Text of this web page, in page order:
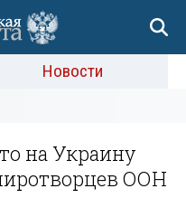
Новости
на Украину
ООН